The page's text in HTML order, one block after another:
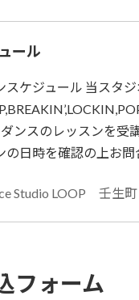
ール
スケジュール 当スタジ
ンスのレッスンを受
の日時を確認の上お
Studio LOOP 壬生町
フォーム